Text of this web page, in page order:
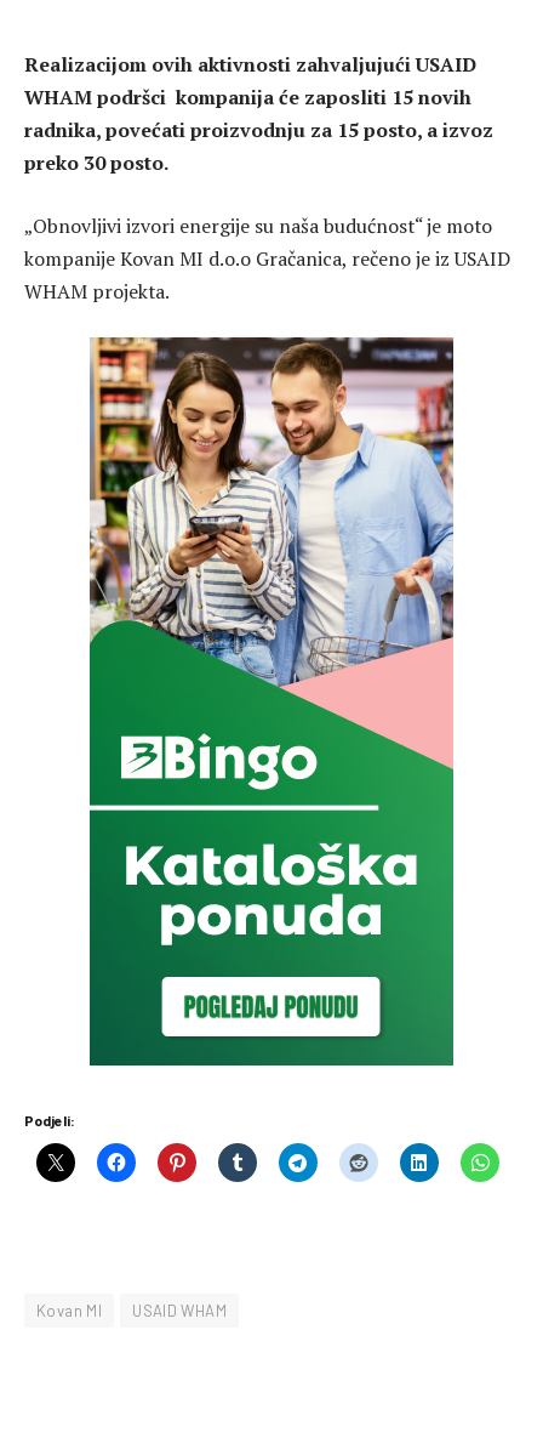
Realizacijom ovih aktivnosti zahvaljujući USAID
WHAM podršci kompanija će zaposliti 15 novih
radnika, povećati proizvodnju za 15 posto, a izvoz
preko 30 posto.
„Obnovljivi izvori energije su naša budućnost“ je moto
kompanije Kovan MI d.o.o Gračanica, rečeno je iz USAID
WHAM projekta.
Podjeli:
Kovan MI USAID WHAM